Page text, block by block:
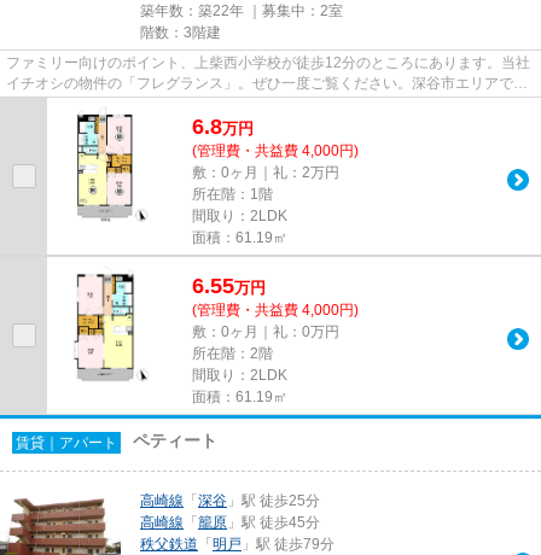
築年数：築22年 ｜募集中： 2室
階数：3階建
ファミリー向けのポイント、上柴西小学校が徒歩12分のところにあります。当社
イチオシの物件の「フレグランス」。ぜひ一度ご覧ください。深谷市エリアで新
生活を始めるなら、当社にお...
6.8万円
(管理費・共益費 4,000円)
敷：0ヶ月｜礼：2万円
所在階：1階
間取り：2LDK
面積：61.19㎡
6.55万円
(管理費・共益費 4,000円)
敷：0ヶ月｜礼：0万円
所在階：2階
間取り：2LDK
面積：61.19㎡
賃貸｜アパート ペティート
高崎線 「深谷 」駅 徒歩25分
高崎線 「籠原 」駅 徒歩45分
秩父鉄道 「明戸 」駅 徒歩79分